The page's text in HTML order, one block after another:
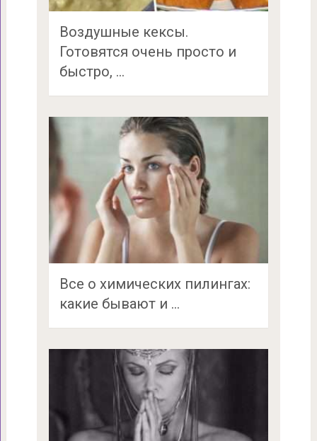
Воздушные кексы.
Готовятся очень просто и
быстро, …
Все о химических пилингах:
какие бывают и …